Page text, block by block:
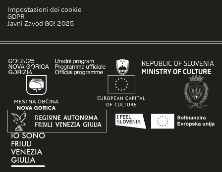
Impostazioni dei cookie
GDPR
Javni Zavod GO! 2025